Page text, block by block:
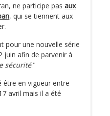
ne participe pas aux
, qui se tiennent aux
pour une nouvelle série
juin afin de parvenir à
sécurité."
être en vigueur entre
avril mais il a été